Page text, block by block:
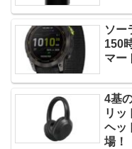
ソー
150
マー
4基
リッ
ヘッ
場！